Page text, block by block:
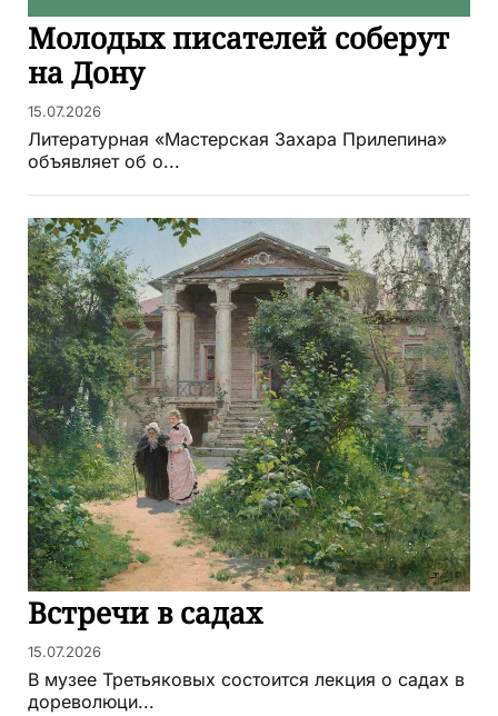
Молодых писателей соберут
на Дону
15.07.2026
Литературная «Мастерская Захара Прилепина»
объявляет об о...
Встречи в садах
15.07.2026
В музее Третьяковых состоится лекция о садах в
дореволюци...